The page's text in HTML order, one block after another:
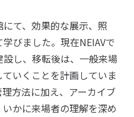
て、効果的な展示、照
びました。現在NEIAVで
し、移転後は、一般来場
いくことを計画していま
方法に加え、アーカイブ
かに来場者の理解を深め